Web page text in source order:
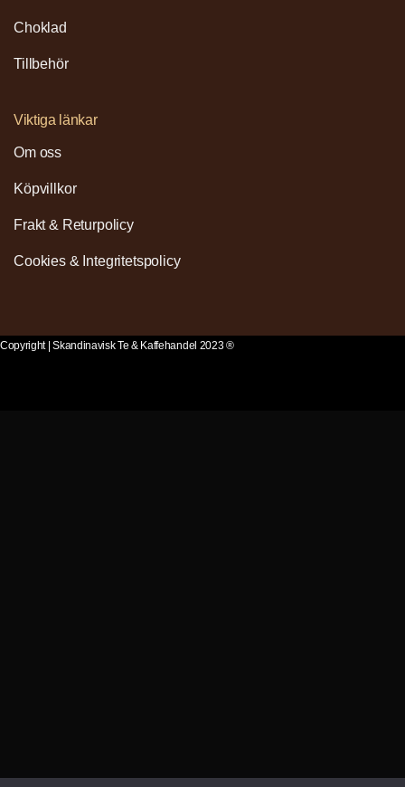
Choklad
Tillbehör
Viktiga länkar
Om oss
Köpvillkor
Frakt & Returpolicy
Cookies & Integritetspolicy
Copyright | Skandinavisk Te & Kaffehandel 2023 ®